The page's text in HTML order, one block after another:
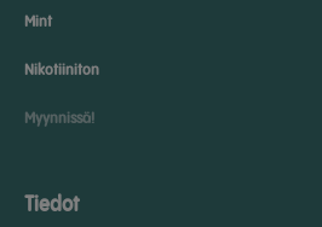
Mint
Nikotiiniton
Myynnissä!
Tiedot